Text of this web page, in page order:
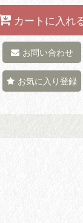
カートに入れ
お問い合わせ
お気に入り登録